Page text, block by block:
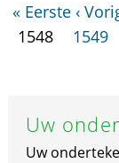
« Eerste ‹
1548
1549
Uw
Uw